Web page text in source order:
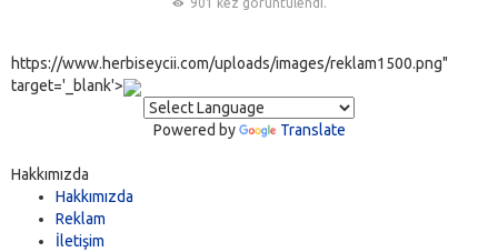
901 kez görüntülendi.
https://www.herbiseycii.com/uploads/images/reklam1500.png"
target='_blank'>
Powered by Translate
Hakkımızda
Hakkımızda
Reklam
İletişim